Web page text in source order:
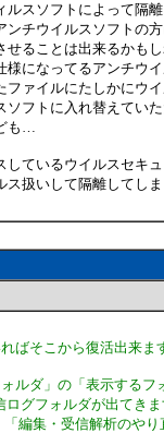
スソフトによって隔
ンチウイルスソフトの
せることは出来るかも
様になってるアンチウ
ファイルにたしかにウ
ソフトに入れ替えてい
も…
ているウイルスセキ
扱いして隔離してし
ばそこから復活出来ま
ルダ」の「表示するフ
ログフォルダが出てき
編集・受信解析のやり